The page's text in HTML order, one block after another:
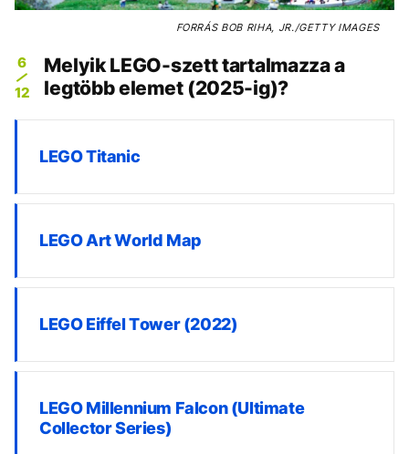
FORRÁSBOB RIHA, JR./GETTY IMAGES
6
12
Melyik LEGO-szett tartalmazza a
legtöbb elemet (2025-ig)?
LEGO Titanic
LEGO Art World Map
LEGO Eiffel Tower (2022)
LEGO Millennium Falcon (Ultimate
Collector Series)